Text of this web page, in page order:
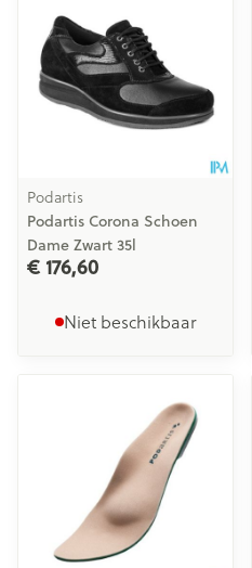
Podartis
Podartis Corona Schoen
Dame Zwart 35l
€ 176,60
Niet beschikbaar